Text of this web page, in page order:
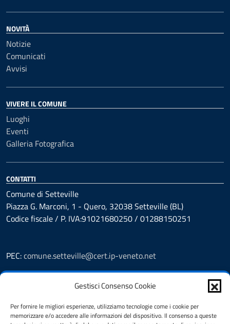
Gestisci Consenso Cookie
Per fornire le migliori esperienze, utilizziamo tecnologie come i cookie per
memorizzare e/o accedere alle informazioni del dispositivo. Il consenso a queste
NOVITÀ
Notizie
Comunicati
Avvisi
VIVERE IL COMUNE
Luoghi
Eventi
Galleria Fotografica
CONTATTI
Comune di Setteville
Piazza G. Marconi, 1 - Quero, 32038 Setteville (BL)
Codice fiscale / P. IVA:91021680250 / 01288150251
PEC:comune.setteville@cert.ip-veneto.net
Leggi le FAQ
Richiesta assistenza